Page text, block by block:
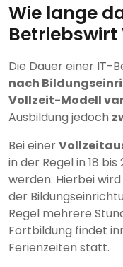
Wie lange
Die Dauer einer IT-
nach
Vollzeit-Modell
Ausbildung jedoch
Bei einer
in der Regel in 18
werden. Hierbei
der
Regel mehrere
Fortbildung findet
Ferienzeiten statt.